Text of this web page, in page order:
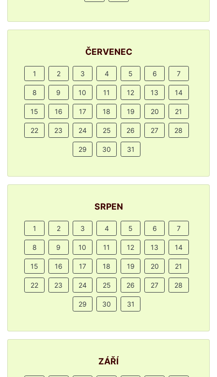
ČERVENEC
1 2 3 4 5 6 7
8 9 10 11 12 13 14
15 16 17 18 19 20 21
22 23 24 25 26 27 28
29 30 31
SRPEN
1 2 3 4 5 6 7
8 9 10 11 12 13 14
15 16 17 18 19 20 21
22 23 24 25 26 27 28
29 30 31
ZÁŘÍ